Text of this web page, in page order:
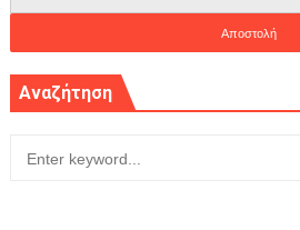
Αναζήτηση